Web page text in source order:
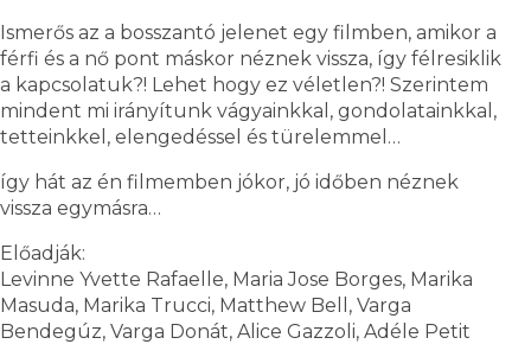
Ismerős az a bosszantó jelenet egy filmben, amikor a
férfi és a nő pont máskor néznek vissza, így félresiklik
a kapcsolatuk?! Lehet hogy ez véletlen?! Szerintem
mindent mi irányítunk vágyainkkal, gondolatainkkal,
tetteinkkel, elengedéssel és türelemmel…
így hát az én filmemben jókor, jó időben néznek
vissza egymásra…
Előadják:
Levinne Yvette Rafaelle, Maria Jose Borges, Marika
Masuda, Marika Trucci, Matthew Bell, Varga
Bendegúz, Varga Donát, Alice Gazzoli, Adéle Petit